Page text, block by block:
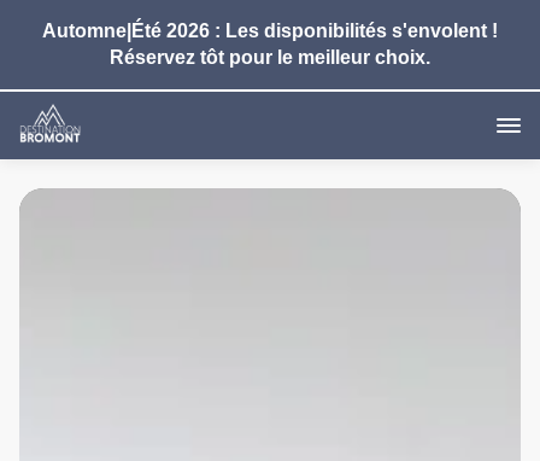
Automne|Été 2026 : Les disponibilités s'envolent !
Réservez tôt pour le meilleur choix.